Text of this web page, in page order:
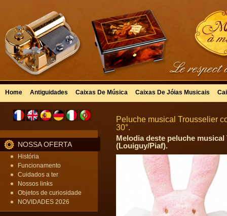
Home Antiguidades Caixas De Música Caixas De Jóias Musicais
NOSSA OFERTA
História
Funcionamento
Cuidados a ter
Nossos links
Objetos de curiosidade
NOVIDADES 2026
Peluche musical Trousselier
30°.
Melodia deste peluche
(Louiguy/Piaf).